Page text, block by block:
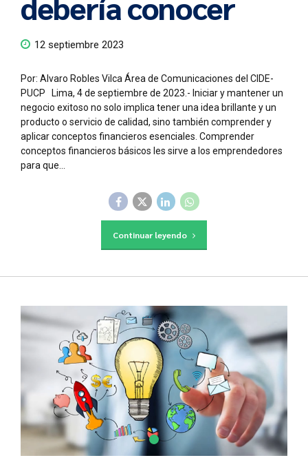
12 septiembre 2023
Por: Alvaro Robles Vilca Área de Comunicaciones del CIDE-
PUCP Lima, 4 de septiembre de 2023.- Iniciar y mantener un
negocio exitoso no solo implica tener una idea brillante y un
producto o servicio de calidad, sino también comprender y
aplicar conceptos financieros esenciales. Comprender
conceptos financieros básicos les sirve a los emprendedores
para que...
Continuar leyendo